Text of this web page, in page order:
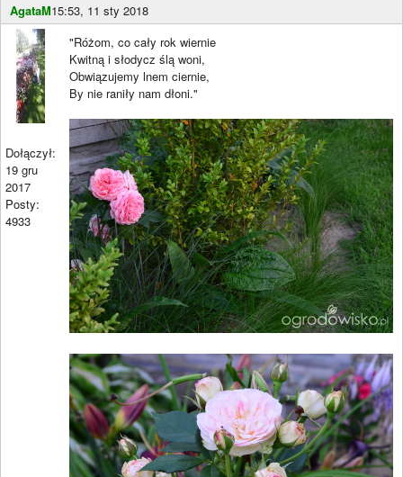
AgataM15:53, 11 sty 2018
Dołączył:
19 gru
2017
Posty:
4933
"Różom, co cały rok wiernie
Kwitną i słodycz ślą woni,
Obwiązujemy lnem ciernie,
By nie raniły nam dłoni."